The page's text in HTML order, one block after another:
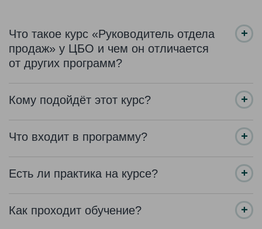
Что такое курс «Руководитель отдела
продаж» у ЦБО и чем он отличается
от других программ?
Кому подойдёт этот курс?
Что входит в программу?
Есть ли практика на курсе?
Как проходит обучение?